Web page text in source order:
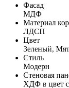
Фасад
МДФ
Материал
ЛДСП
Цвет
Зеленый,
Стиль
Модерн
Стеновая
ХДФ в цвет